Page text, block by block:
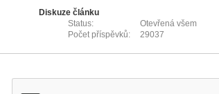
Diskuze článku
Status:
Otevřená všem
Počet příspěvků:
29037